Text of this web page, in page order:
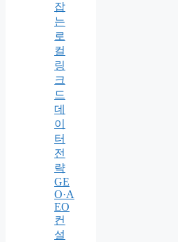
잡
는
로
컬
링
크
드
데
이
터
전
략
GE
O·A
EO
컨
설